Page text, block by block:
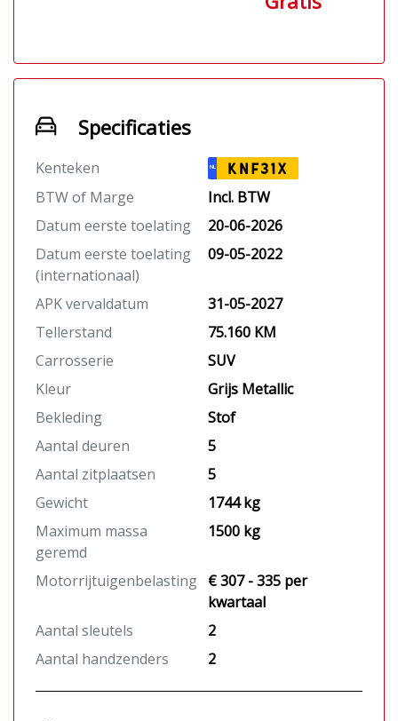
Autobedrijf Cauberg al meer dan 50
dagen per week welkom. We zijn ook
in de avonden open. Wel altijd even
bellen voordat u komt rijden. (De
mail wordt niet altijd direct gelezen)
Omdat wij vaak onderweg zijn om
nieuwe auto's in te kopen zijn wij
niet altijd aanwezig.
Specificaties
Kenteken NL KNF31X
BTW of Marge
Incl. BTW
Datum eerste toelating
20-06-2026
Datum eerste toelating
(internationaal)
09-05-2022
APK vervaldatum
31-05-2027
Tellerstand
75.160 KM
Carrosserie
SUV
Kleur
Grijs Metallic
Bekleding
Stof
Aantal deuren
5
Aantal zitplaatsen
5
Gewicht
1744 kg
Maximum massa
geremd
1500 kg
Motorrijtuigenbelasting € 307 - 335 per
kwartaal
Aantal sleutels
2
Aantal handzenders
2